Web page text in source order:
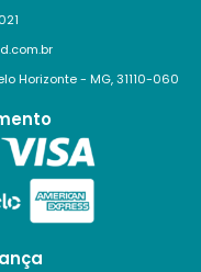
Horizonte - MG, 31110-060